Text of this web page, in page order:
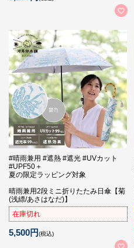
#晴雨兼用 #遮熱 #遮光 #UVカット
#UPF50＋
夏の限定ラッピング対象
晴雨兼用2段ミニ折りたたみ日傘【菊
(浅縹/あさはなだ)】
在庫切れ
5,500円(税込)